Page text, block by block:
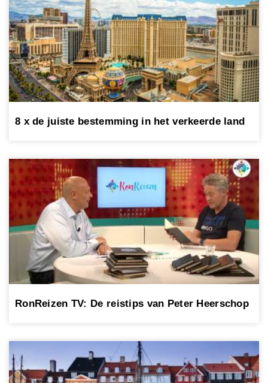
8 x de juiste bestemming in het verkeerde land
RonReizen TV: De reistips van Peter Heerschop